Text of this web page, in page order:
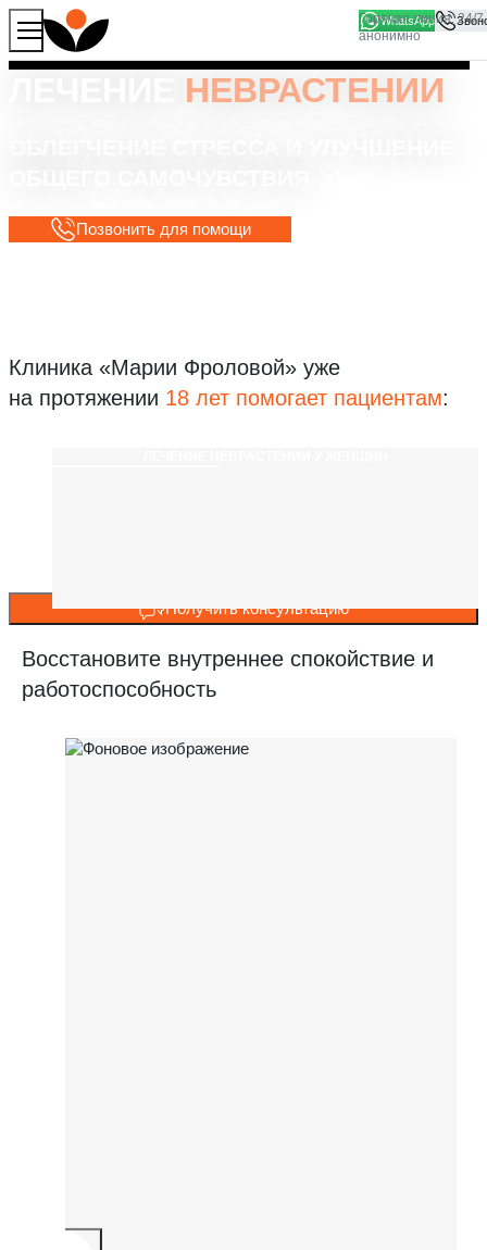
WhatsApp
НЕВРАСТЕНИИ
Позвонить для помощи
Клиника «Марии Фроловой» уже
на протяжении 18 лет помогает пациентам:
Получить консультацию
Восстановите внутреннее спокойствие и
работоспособность
Продолжая работу с сайтом, вы соглашаетесь на то, что
мы используем файлы
Хорошо